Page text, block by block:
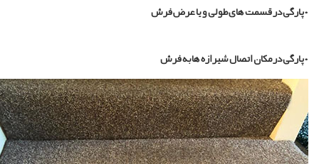
در قسمت های طولی و یا عرض فرش
در مکان اتصال شیرازه ها به فرش